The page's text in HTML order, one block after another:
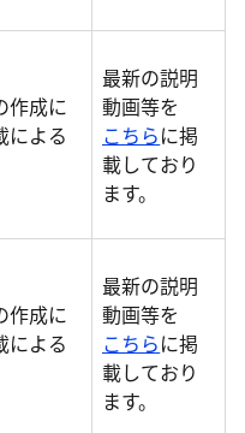
作成に
による
最新の説明
動画等を
こちらに掲
載しており
ます。
作成に
による
最新の説明
動画等を
こちらに掲
載しており
ます。